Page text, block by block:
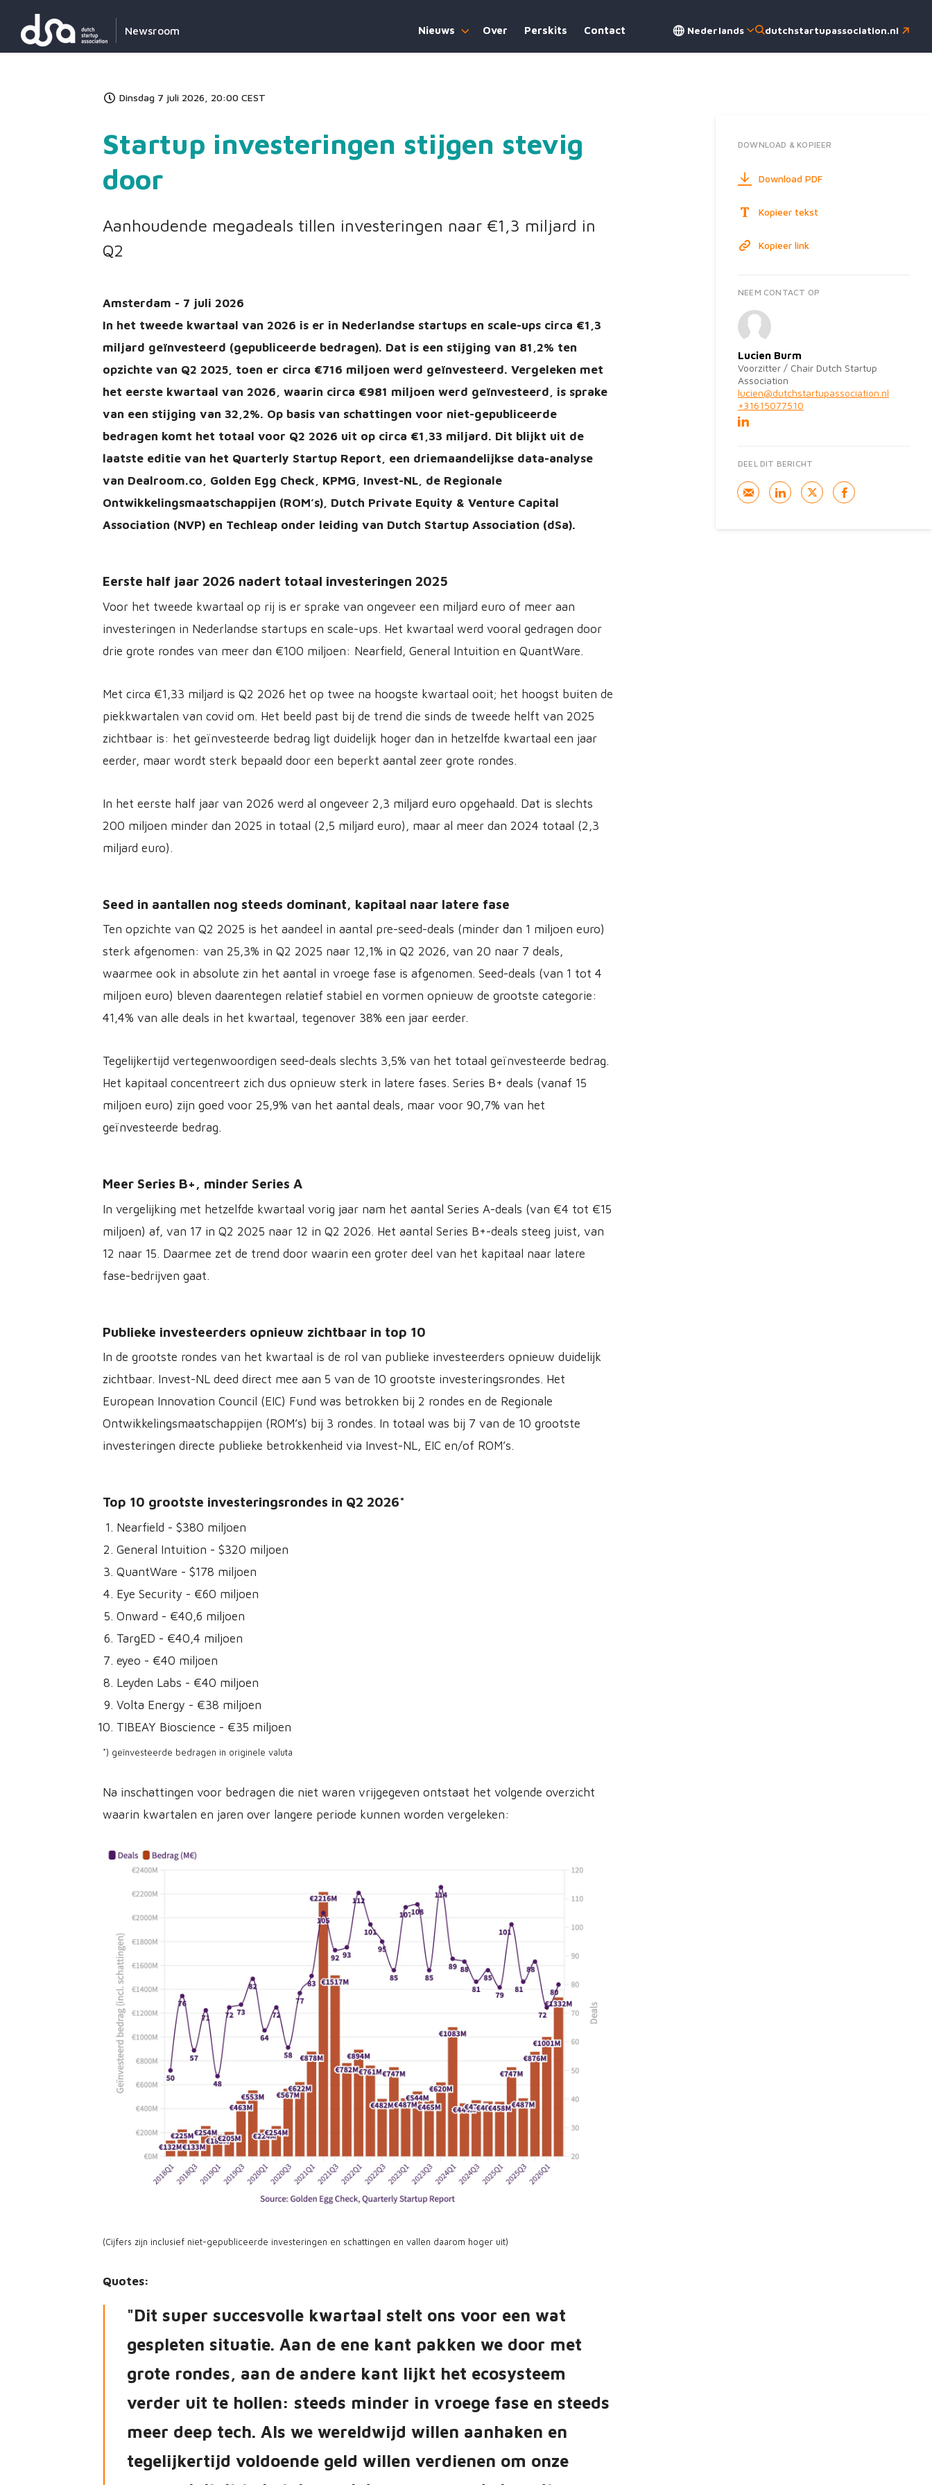
Newsroom Nieuws Over Perskits Contact Nederlands dutchstartupassociation.nl
Dinsdag 7 juli 2026, 20:00 CEST
Startup investeringen stijgen stevig
door
Aanhoudende megadeals tillen investeringen naar €1,3 miljard in
Q2
Amsterdam - 7 juli 2026
In het tweede kwartaal van 2026 is er in Nederlandse startups en scale-ups circa €1,3
miljard geïnvesteerd (gepubliceerde bedragen). Dat is een stijging van 81,2% ten
opzichte van Q2 2025, toen er circa €716 miljoen werd geïnvesteerd. Vergeleken met
het eerste kwartaal van 2026, waarin circa €981 miljoen werd geïnvesteerd, is sprake
van een stijging van 32,2%. Op basis van schattingen voor niet-gepubliceerde
bedragen komt het totaal voor Q2 2026 uit op circa €1,33 miljard. Dit blijkt uit de
laatste editie van het Quarterly Startup Report, een driemaandelijkse data-analyse
van Dealroom.co, Golden Egg Check, KPMG, Invest-NL, de Regionale
Ontwikkelingsmaatschappijen (ROM’s), Dutch Private Equity & Venture Capital
Association (NVP) en Techleap onder leiding van Dutch Startup Association (dSa).
Eerste half jaar 2026 nadert totaal investeringen 2025
Voor het tweede kwartaal op rij is er sprake van ongeveer een miljard euro of meer aan
investeringen in Nederlandse startups en scale-ups. Het kwartaal werd vooral gedragen door
drie grote rondes van meer dan €100 miljoen: Nearfield, General Intuition en QuantWare.
Met circa €1,33 miljard is Q2 2026 het op twee na hoogste kwartaal ooit; het hoogst buiten de
piekkwartalen van covid om. Het beeld past bij de trend die sinds de tweede helft van 2025
zichtbaar is: het geïnvesteerde bedrag ligt duidelijk hoger dan in hetzelfde kwartaal een jaar
eerder, maar wordt sterk bepaald door een beperkt aantal zeer grote rondes.
In het eerste half jaar van 2026 werd al ongeveer 2,3 miljard euro opgehaald. Dat is slechts
200 miljoen minder dan 2025 in totaal (2,5 miljard euro), maar al meer dan 2024 totaal (2,3
miljard euro).
Seed in aantallen nog steeds dominant, kapitaal naar latere fase
Ten opzichte van Q2 2025 is het aandeel in aantal pre-seed-deals (minder dan 1 miljoen euro)
sterk afgenomen: van 25,3% in Q2 2025 naar 12,1% in Q2 2026, van 20 naar 7 deals,
waarmee ook in absolute zin het aantal in vroege fase is afgenomen. Seed-deals (van 1 tot 4
miljoen euro) bleven daarentegen relatief stabiel en vormen opnieuw de grootste categorie:
41,4% van alle deals in het kwartaal, tegenover 38% een jaar eerder.
Tegelijkertijd vertegenwoordigen seed-deals slechts 3,5% van het totaal geïnvesteerde bedrag.
Het kapitaal concentreert zich dus opnieuw sterk in latere fases. Series B+ deals (vanaf 15
miljoen euro) zijn goed voor 25,9% van het aantal deals, maar voor 90,7% van het
geïnvesteerde bedrag.
Meer Series B+, minder Series A
In vergelijking met hetzelfde kwartaal vorig jaar nam het aantal Series A-deals (van €4 tot €15
miljoen) af, van 17 in Q2 2025 naar 12 in Q2 2026. Het aantal Series B+-deals steeg juist, van
12 naar 15. Daarmee zet de trend door waarin een groter deel van het kapitaal naar latere
fase-bedrijven gaat.
Publieke investeerders opnieuw zichtbaar in top 10
In de grootste rondes van het kwartaal is de rol van publieke investeerders opnieuw duidelijk
zichtbaar. Invest-NL deed direct mee aan 5 van de 10 grootste investeringsrondes. Het
European Innovation Council (EIC) Fund was betrokken bij 2 rondes en de Regionale
Ontwikkelingsmaatschappijen (ROM’s) bij 3 rondes. In totaal was bij 7 van de 10 grootste
investeringen directe publieke betrokkenheid via Invest-NL, EIC en/of ROM’s.
Top 10 grootste investeringsrondes in Q2 2026*
Nearfield - $380 miljoen
General Intuition - $320 miljoen
QuantWare - $178 miljoen
Eye Security - €60 miljoen
Onward - €40,6 miljoen
TargED - €40,4 miljoen
eyeo - €40 miljoen
Leyden Labs - €40 miljoen
Volta Energy - €38 miljoen
TIBEAY Bioscience - €35 miljoen
*) geïnvesteerde bedragen in originele valuta
Na inschattingen voor bedragen die niet waren vrijgegeven ontstaat het volgende overzicht
waarin kwartalen en jaren over langere periode kunnen worden vergeleken:
(Cijfers zijn inclusief niet-gepubliceerde investeringen en schattingen en vallen daarom hoger uit)
Quotes:
Dit super succesvolle kwartaal stelt ons voor een wat
gespleten situatie. Aan de ene kant pakken we door met
grote rondes, aan de andere kant lijkt het ecosysteem
verder uit te hollen: steeds minder in vroege fase en steeds
meer deep tech. Als we wereldwijd willen aanhaken en
tegelijkertijd voldoende geld willen verdienen om onze
DOWNLOAD & KOPIEER
Download PDF
Kopieer tekst
Kopieer link
NEEM CONTACT OP
Lucien Burm
Voorzitter / Chair Dutch Startup
Association
lucien@dutchstartupassociation.nl
+31615077510
DEEL DIT BERICHT